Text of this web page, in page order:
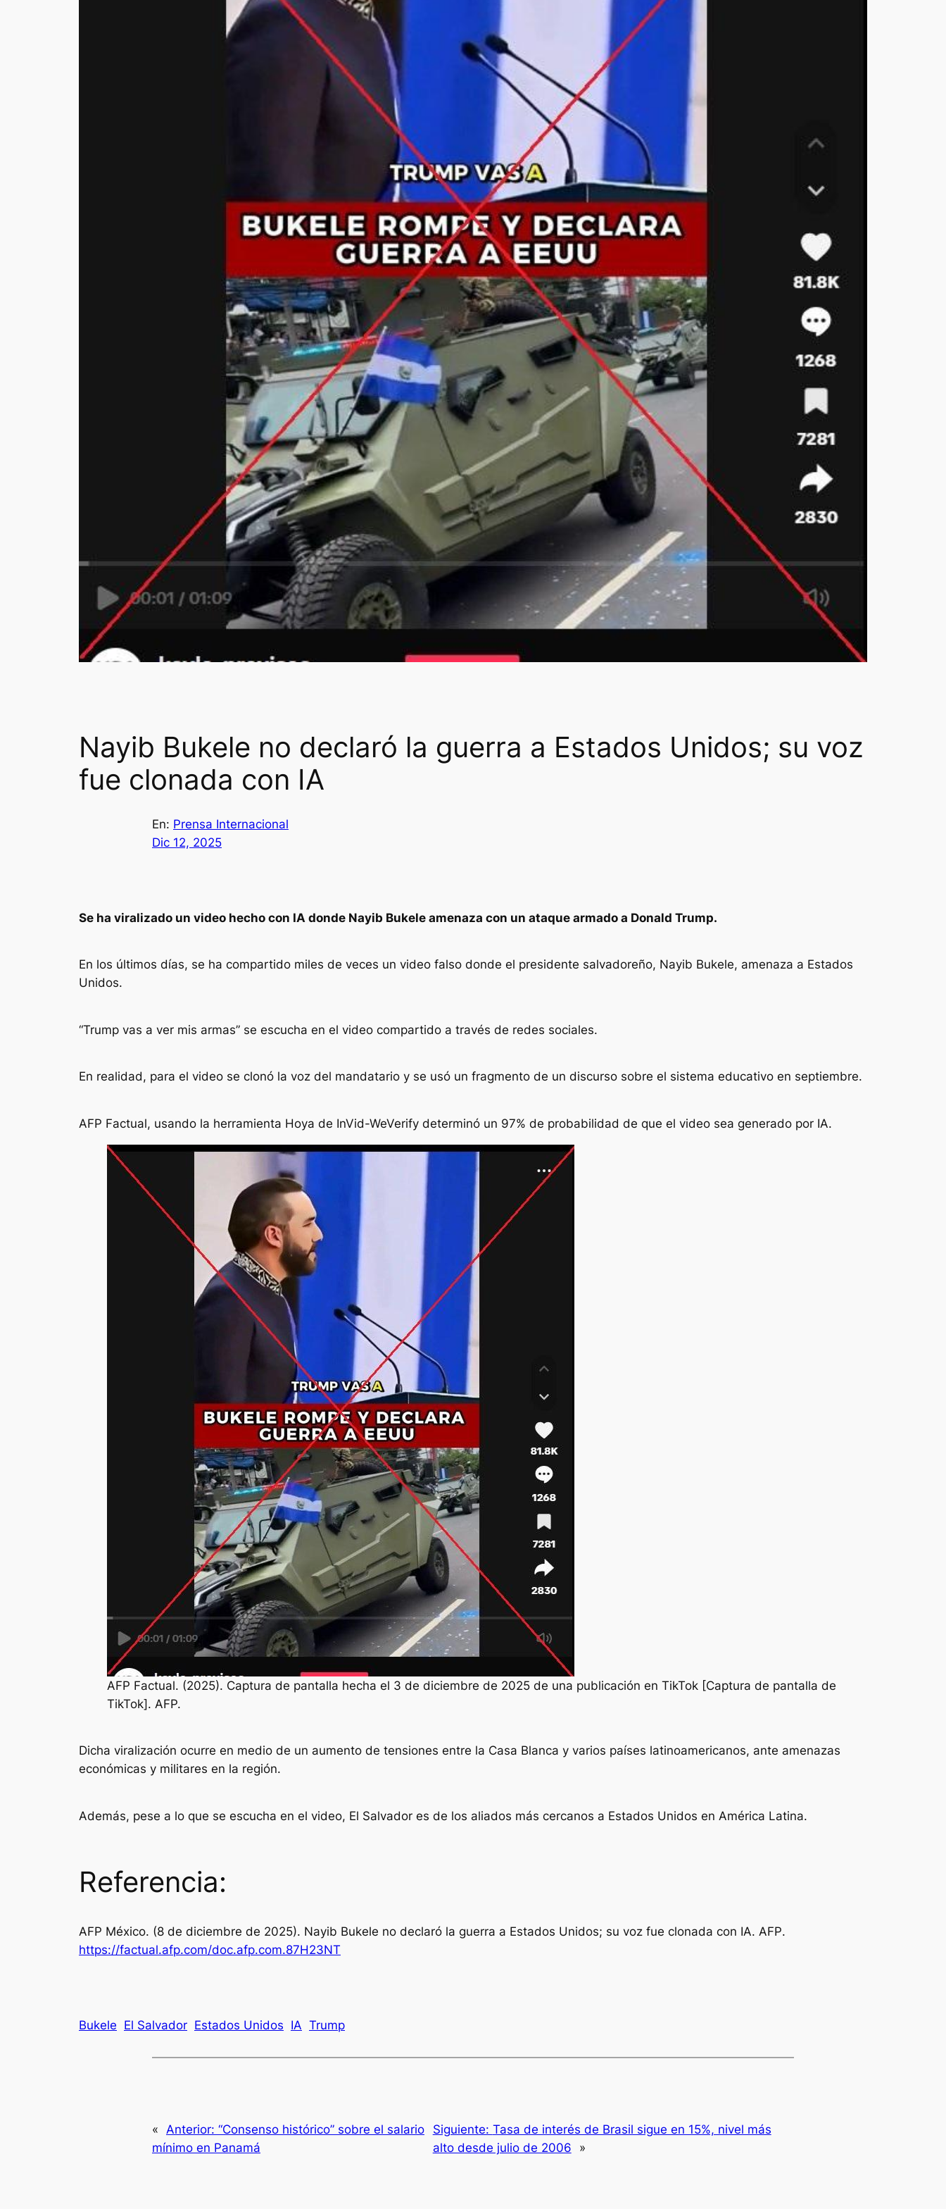
Nayib Bukele no declaró la guerra a Estados Unidos; su voz
fue clonada con IA
En: Prensa Internacional
Dic 12, 2025
Se ha viralizado un video hecho con IA donde Nayib Bukele amenaza con un ataque armado a Donald Trump.
En los últimos días, se ha compartido miles de veces un video falso donde el presidente salvadoreño, Nayib Bukele, amenaza a Estados
Unidos.
“Trump vas a ver mis armas” se escucha en el video compartido a través de redes sociales.
En realidad, para el video se clonó la voz del mandatario y se usó un fragmento de un discurso sobre el sistema educativo en septiembre.
AFP Factual, usando la herramienta Hoya de InVid-WeVerify determinó un 97% de probabilidad de que el video sea generado por IA.
AFP Factual. (2025). Captura de pantalla hecha el 3 de diciembre de 2025 de una publicación en TikTok [Captura de pantalla de
TikTok]. AFP.
Dicha viralización ocurre en medio de un aumento de tensiones entre la Casa Blanca y varios países latinoamericanos, ante amenazas
económicas y militares en la región.
Además, pese a lo que se escucha en el video, El Salvador es de los aliados más cercanos a Estados Unidos en América Latina.
Referencia:
AFP México. (8 de diciembre de 2025). Nayib Bukele no declaró la guerra a Estados Unidos; su voz fue clonada con IA. AFP.
https://factual.afp.com/doc.afp.com.87H23NT
Bukele El Salvador Estados Unidos IA Trump
« Anterior: “Consenso histórico” sobre el salario
mínimo en Panamá
Siguiente: Tasa de interés de Brasil sigue en 15%, nivel más
alto desde julio de 2006
»